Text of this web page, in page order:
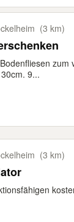
(3 km)
9...
(3 km)